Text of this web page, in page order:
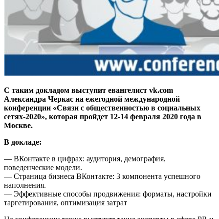
С таким докладом выступит евангелист vk.com
Александра Черкас на ежегодной международной
конференции «Связи с общественностью в социальных
сетях-2020», которая пройдет 12-14 февраля 2020 года в
Москве.
В докладе:
— ВКонтакте в цифрах: аудитория, демография,
поведенческие модели.
— Страница бизнеса ВКонтакте: 3 компонента успешного
наполнения.
— Эффективные способы продвижения: форматы, настройки
таргетирования, оптимизация затрат